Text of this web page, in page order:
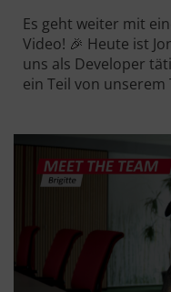
Es geht weiter mit
Video! 🎉 Heute ist
uns als Developer
ein Teil von unserem